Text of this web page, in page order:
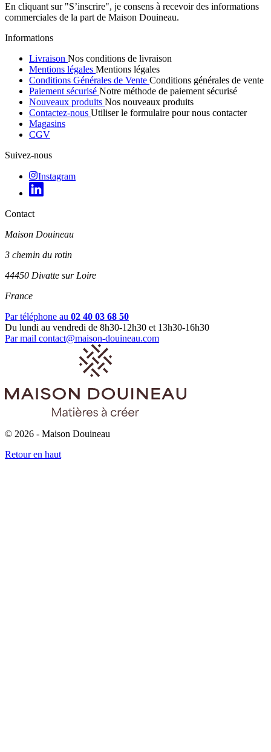
En cliquant sur "S’inscrire", je consens à recevoir des informations
commerciales de la part de Maison Douineau.
Informations
Livraison Nos conditions de livraison
Mentions légales Mentions légales
Conditions Générales de Vente Conditions générales de vente
Paiement sécurisé Notre méthode de paiement sécurisé
Nouveaux produits Nos nouveaux produits
Contactez-nous Utiliser le formulaire pour nous contacter
Magasins
CGV
Suivez-nous
Instagram
Contact
Maison Douineau
3 chemin du rotin
44450 Divatte sur Loire
France
Par téléphone au 02 40 03 68 50
Du lundi au vendredi de 8h30-12h30 et 13h30-16h30
Par mail contact@maison-douineau.com
© 2026 - Maison Douineau
Retour en haut